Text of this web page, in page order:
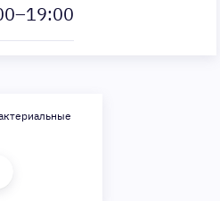
19:00